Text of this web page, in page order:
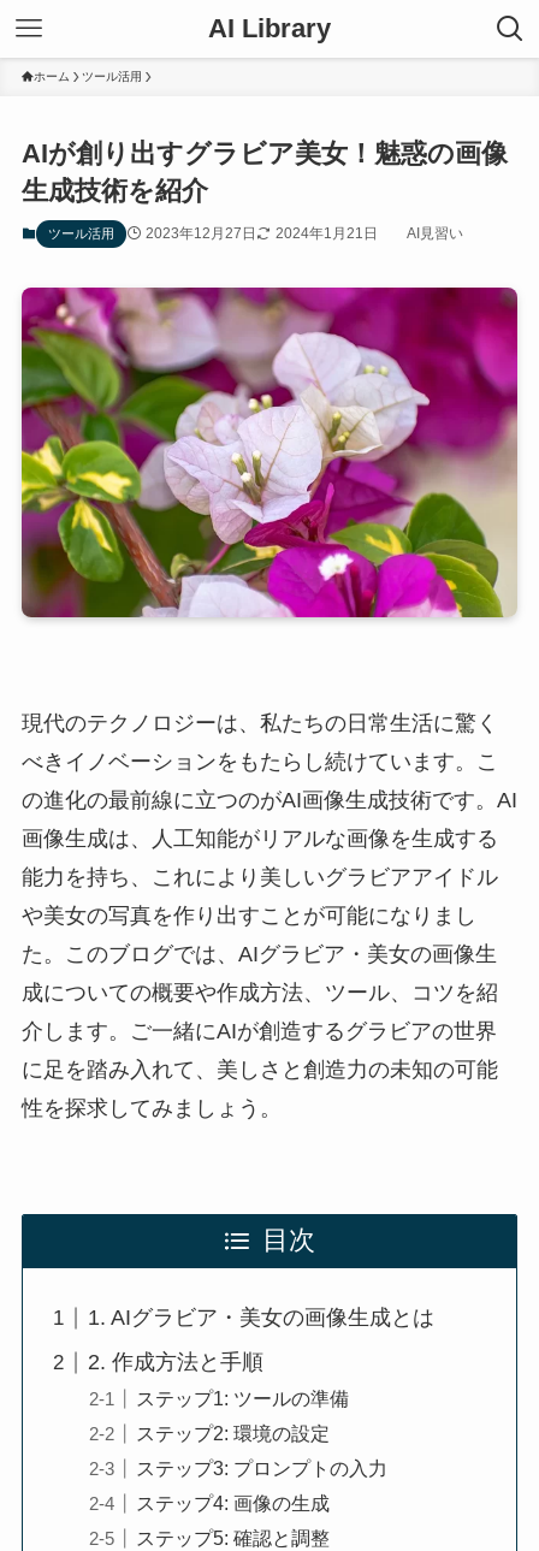
AI Library
ホーム ツール活用
AIが創り出すグラビア美女！魅惑の画像
生成技術を紹介
ツール活用 2023年12月27日 2024年1月21日 AI見習い
現代のテクノロジーは、私たちの日常生活に驚く
べきイノベーションをもたらし続けています。こ
の進化の最前線に立つのがAI画像生成技術です。AI
画像生成は、人工知能がリアルな画像を生成する
能力を持ち、これにより美しいグラビアアイドル
や美女の写真を作り出すことが可能になりまし
た。このブログでは、AIグラビア・美女の画像生
成についての概要や作成方法、ツール、コツを紹
介します。ご一緒にAIが創造するグラビアの世界
に足を踏み入れて、美しさと創造力の未知の可能
性を探求してみましょう。
目次
1. AIグラビア・美女の画像生成とは
2. 作成方法と手順
ステップ1: ツールの準備
ステップ2: 環境の設定
ステップ3: プロンプトの入力
ステップ4: 画像の生成
ステップ5: 確認と調整